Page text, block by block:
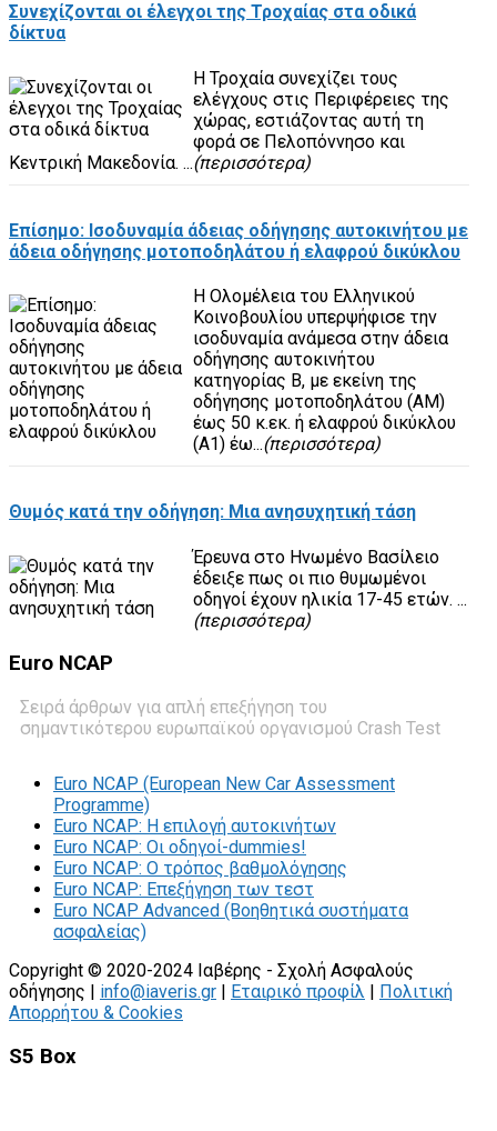
Συνεχίζονται οι έλεγχοι της Τροχαίας στα οδικά
δίκτυα
Η Τροχαία συνεχίζει τους
ελέγχους στις Περιφέρειες της
χώρας, εστιάζοντας αυτή τη
φορά σε Πελοπόννησο και
Κεντρική Μακεδονία. ...(περισσότερα)
Επίσημο: Ισοδυναμία άδειας οδήγησης αυτοκινήτου με
άδεια οδήγησης μοτοποδηλάτου ή ελαφρού δικύκλου
Η Ολομέλεια του Ελληνικού
Κοινοβουλίου υπερψήφισε την
ισοδυναμία ανάμεσα στην άδεια
οδήγησης αυτοκινήτου
κατηγορίας Β, με εκείνη της
οδήγησης μοτοποδηλάτου (ΑΜ)
έως 50 κ.εκ. ή ελαφρού δικύκλου
(Α1) έω...(περισσότερα)
Θυμός κατά την οδήγηση: Μια ανησυχητική τάση
Έρευνα στο Ηνωμένο Βασίλειο
έδειξε πως οι πιο θυμωμένοι
οδηγοί έχουν ηλικία 17-45 ετών. ...
(περισσότερα)
Euro NCAP
Σειρά άρθρων για απλή επεξήγηση του
σημαντικότερου ευρωπαϊκού οργανισμού Crash Test
Euro NCAP (European New Car Assessment
Programme)
Euro NCAP: Η επιλογή αυτοκινήτων
Euro NCAP: Οι οδηγοί-dummies!
Euro NCAP: O τρόπος βαθμολόγησης
Euro NCAP: Επεξήγηση των τεστ
Euro NCAP Advanced (Βοηθητικά συστήματα
ασφαλείας)
Copyright © 2020-2024 Ιαβέρης - Σχολή Ασφαλούς
οδήγησης | info@iaveris.gr | Εταιρικό προφίλ | Πολιτική
Απορρήτου & Cookies
S5 Box